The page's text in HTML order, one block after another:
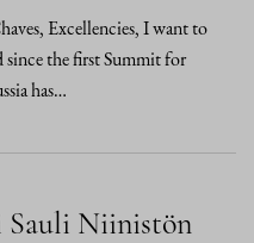
Excellencies, I want to
since the first Summit for
has…
Sauli Niinistön